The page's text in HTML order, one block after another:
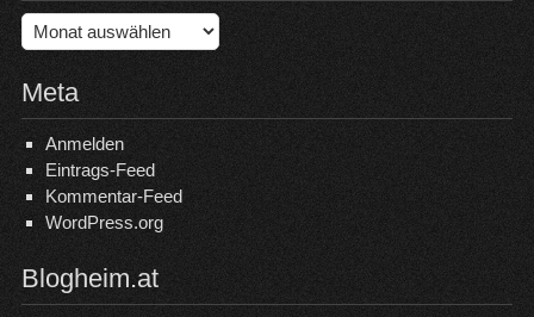
Archiv
Meta
Anmelden
Eintrags-Feed
Kommentar-Feed
WordPress.org
Blogheim.at